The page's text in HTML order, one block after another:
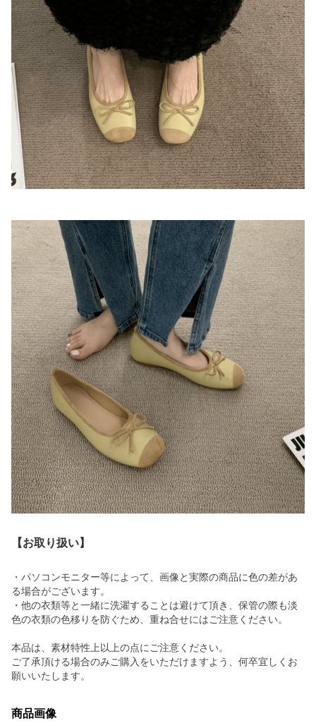
【お取り扱い】
・パソコンモニター等によって、画像と実際の商品に色の差があ
る場合がございます。
・他の衣類等と一緒に洗濯することは避けて頂き、保管の際も淡
色の衣類の色移りを防ぐため、重ね合せにはご注意ください。
本品は、素材特性上以上の点にご注意ください。
ご了承頂ける場合のみご購入をいただけますよう、何卒宜しくお
願いいたします。
商品画像